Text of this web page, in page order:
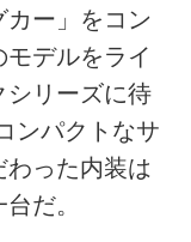
カー」をコン
デルをライ
リーズに待
ンパクトなサ
った内装は
だ。